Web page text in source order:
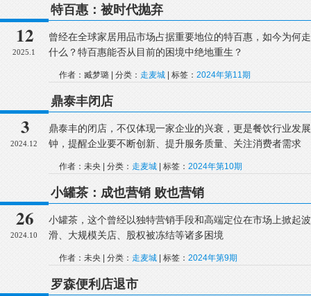
12
2025.1
特百惠：被时代抛弃
曾经在全球家居用品市场占据重要地位的特百惠，如今为何
什么？特百惠能否从目前的困境中绝地重生？
作者：臧梦璐 | 分类： 走麦城 | 标签： 2024年第11期
3
2024.12
鼎泰丰闭店
鼎泰丰的闭店，不仅体现一家企业的兴衰，更是餐饮行业发
钟，提醒企业要不断创新、提升服务质量、关注消费者需求
作者：未央 | 分类： 走麦城 | 标签： 2024年第10期
26
2024.10
小罐茶：成也营销 败也营销
小罐茶，这个曾经以独特营销手段和高端定位在市场上掀起
滑、大规模关店、股权被冻结等诸多困境
作者：未央 | 分类： 走麦城 | 标签： 2024年第9期
罗森便利店退市